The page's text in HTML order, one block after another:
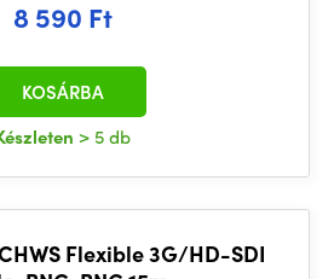
8 590 Ft
> 5 db
KOSÁRBA
Flexible 3G/HD-SDI